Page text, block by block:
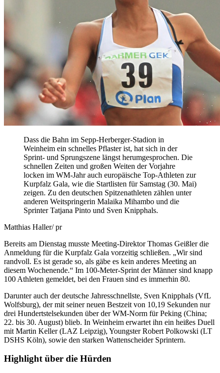
Dass die Bahn im Sepp-Herberger-Stadion in
Weinheim ein schnelles Pflaster ist, hat sich in der
Sprint- und Sprungszene längst herumgesprochen. Die
schnellen Zeiten und großen Weiten der Vorjahre
locken im WM-Jahr auch europäische Top-Athleten zur
Kurpfalz Gala, wie die Startlisten für Samstag (30. Mai)
zeigen. Zu den deutschen Spitzenathleten zählen unter
anderen Weitspringerin Malaika Mihambo und die
Sprinter Tatjana Pinto und Sven Knipphals.
Matthias Haller/ pr
Bereits am Dienstag musste Meeting-Direktor Thomas Geißler die
Anmeldung für die Kurpfalz Gala vorzeitig schließen. „Wir sind
randvoll. Es ist gerade so, als gäbe es kein anderes Meeting an
diesem Wochenende.“ Im 100-Meter-Sprint der Männer sind knapp
100 Athleten gemeldet, bei den Frauen sind es immerhin 80.
Darunter auch der deutsche Jahresschnellste, Sven Knipphals (VfL
Wolfsburg), der mit seiner neuen Bestzeit von 10,19 Sekunden nur
drei Hundertstelsekunden über der WM-Norm für Peking (China;
22. bis 30. August) blieb. In Weinheim erwartet ihn ein heißes Duell
mit Martin Keller (LAZ Leipzig), Youngster Robert Polkowski (LT
DSHS Köln), sowie den starken Wattenscheider Sprintern.
Highlight über die Hürden